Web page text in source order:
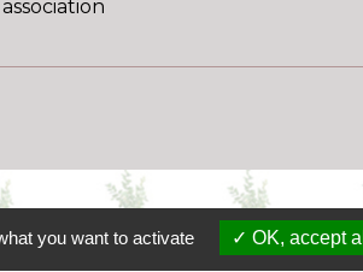
you want to activate OK, accept all